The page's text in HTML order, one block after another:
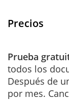
Precios
Prueba
todos los
Después de
por mes.